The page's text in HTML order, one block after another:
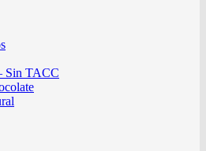
Sin TACC